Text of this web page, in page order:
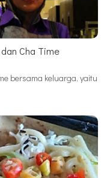
Cha Time
bersama keluarga, yaitu